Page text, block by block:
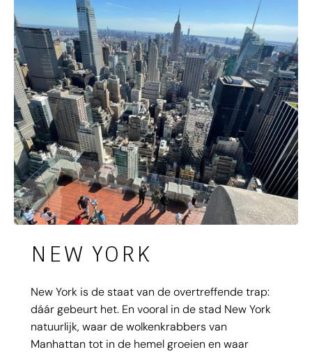
NEW YORK
New York is de staat van de overtreffende trap:
dáár gebeurt het. En vooral in de stad New York
natuurlijk, waar de wolkenkrabbers van
Manhattan tot in de hemel groeien en waar